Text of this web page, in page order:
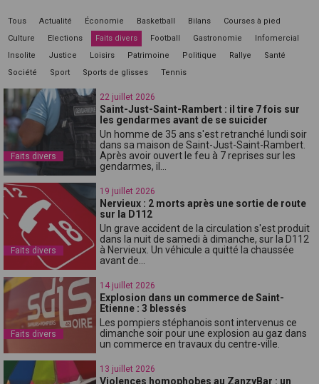
Tous Actualité Économie Basketball Bilans
Courses à pied
Culture
Elections Faits divers Football Gastronomie
Infomercial
Insolite
Justice Loisirs Patrimoine Politique Rallye
Santé
Société
Sport Sports de glisses Tennis
Faits divers
22 juillet 2026
Saint-Just-Saint-Rambert : il tire 7 fois sur
les gendarmes avant de se suicider
Un homme de 35 ans s'est retranché lundi soir
dans sa maison de Saint-Just-Saint-Rambert.
Après avoir ouvert le feu à 7 reprises sur les
gendarmes, il...
Faits divers
19 juillet 2026
Nervieux : 2 morts après une sortie de route
sur la D112
Un grave accident de la circulation s'est produit
dans la nuit de samedi à dimanche, sur la D112
à Nervieux. Un véhicule a quitté la chaussée
avant de...
Faits divers
14 juillet 2026
Explosion dans un commerce de Saint-
Etienne : 3 blessés
Les pompiers stéphanois sont intervenus ce
dimanche soir pour une explosion au gaz dans
un commerce en travaux du centre-ville.
13 juillet 2026
Violences homophobes au ZanzyBar : un